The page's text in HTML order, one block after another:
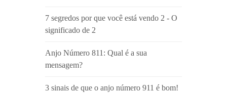
7 segredos por que você está vendo 2 - O
significado de 2
Anjo Número 811: Qual é a sua
mensagem?
3 sinais de que o anjo número 911 é bom!